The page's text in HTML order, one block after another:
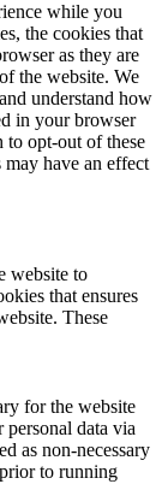
while you
the cookies that
as they are
the website. We
understand how
in your browser
to opt-out of these
have an effect
website to
that ensures
These
for the website
data via
as non-necessary
to running